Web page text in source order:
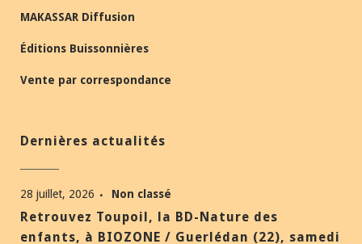
MAKASSAR Diffusion
Éditions Buissonnières
Vente par correspondance
Dernières actualités
28 juillet, 2026 Non classé
Retrouvez Toupoil, la BD-Nature des
enfants, à BIOZONE / Guerlédan (22), samedi